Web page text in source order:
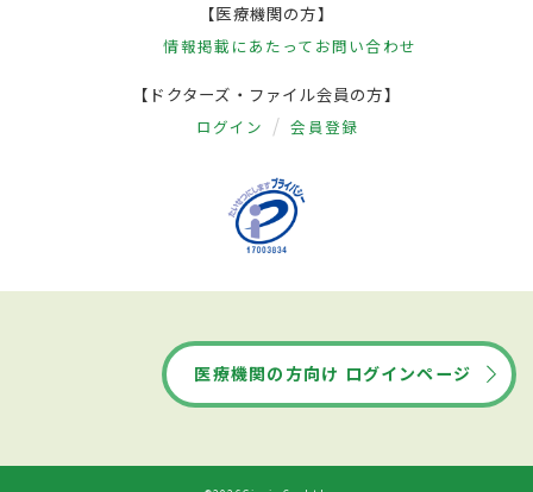
【医療機関の方】
情報掲載にあたって お問い合わせ
【ドクターズ・ファイル会員の方】
ログイン 会員登録
医療機関の方向け ログインページ